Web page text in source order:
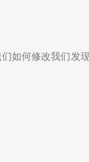
何修改我们发